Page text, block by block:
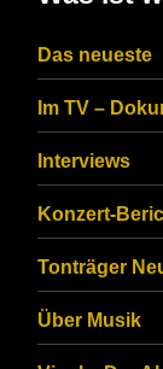
CAPTCHA
ensure
that
you
are
human.
Das neueste
Im TV –
Interviews
Konzert-
Tonträger
Über Musik